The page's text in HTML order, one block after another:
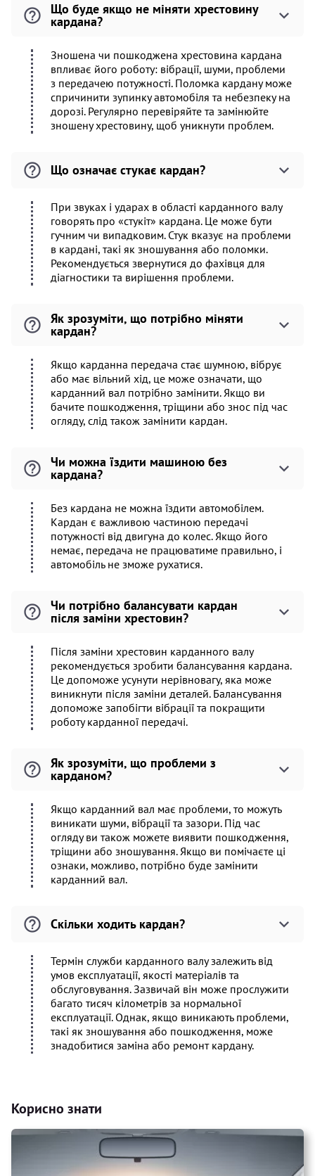
Що буде якщо не міняти хрестовину
кардана?
Зношена чи пошкоджена хрестовина кардана
впливає його роботу: вібрації, шуми, проблеми
з передачею потужності. Поломка кардану може
спричинити зупинку автомобіля та небезпеку на
дорозі. Регулярно перевіряйте та замінюйте
зношену хрестовину, щоб уникнути проблем.
Що означає стукає кардан?
При звуках і ударах в області карданного валу
говорять про «стукіт» кардана. Це може бути
гучним чи випадковим. Стук вказує на проблеми
в кардані, такі як зношування або поломки.
Рекомендується звернутися до фахівця для
діагностики та вирішення проблеми.
Як зрозуміти, що потрібно міняти
кардан?
Якщо карданна передача стає шумною, вібрує
або має вільний хід, це може означати, що
карданний вал потрібно замінити. Якщо ви
бачите пошкодження, тріщини або знос під час
огляду, слід також замінити кардан.
Чи можна їздити машиною без
кардана?
Без кардана не можна їздити автомобілем.
Кардан є важливою частиною передачі
потужності від двигуна до колес. Якщо його
немає, передача не працюватиме правильно, і
автомобіль не зможе рухатися.
Чи потрібно балансувати кардан
після заміни хрестовин?
Після заміни хрестовин карданного валу
рекомендується зробити балансування кардана.
Це допоможе усунути нерівновагу, яка може
виникнути після заміни деталей. Балансування
допоможе запобігти вібрації та покращити
роботу карданної передачі.
Як зрозуміти, що проблеми з
карданом?
Якщо карданний вал має проблеми, то можуть
виникати шуми, вібрації та зазори. Під час
огляду ви також можете виявити пошкодження,
тріщини або зношування. Якщо ви помічаєте ці
ознаки, можливо, потрібно буде замінити
карданний вал.
Скільки ходить кардан?
Термін служби карданного валу залежить від
умов експлуатації, якості матеріалів та
обслуговування. Зазвичай він може прослужити
багато тисяч кілометрів за нормальної
експлуатації. Однак, якщо виникають проблеми,
такі як зношування або пошкодження, може
знадобитися заміна або ремонт кардану.
Корисно знати